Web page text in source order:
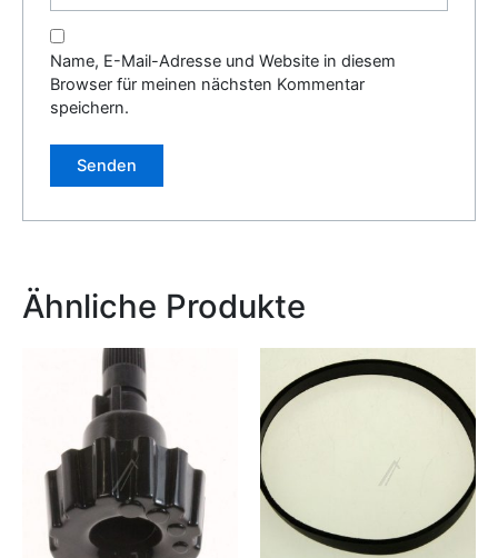
Name, E-Mail-Adresse und Website in diesem
Browser für meinen nächsten Kommentar
speichern.
Ähnliche Produkte